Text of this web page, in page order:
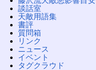
談話室
天敵用語集
書評
質問箱
リンク
ニュース
イベント
タグクラウド